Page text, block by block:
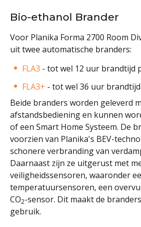
Bio-ethanol Brander
Voor Planika Forma 2700 Room
uit twee automatische branders:
FLA3 - tot wel 12 uur brandtijd
FLA3+ - tot wel 36 uur
Beide branders worden geleverd
afstandsbediening en kunnen
of een Smart Home Systeem. De
voorzien van Planika's BEV-
schonere verbranding van
Daarnaast zijn ze uitgerust met
veiligheidssensoren, waaronder
temperatuursensoren, een
CO2-sensor. Dit maakt de
gebruik.